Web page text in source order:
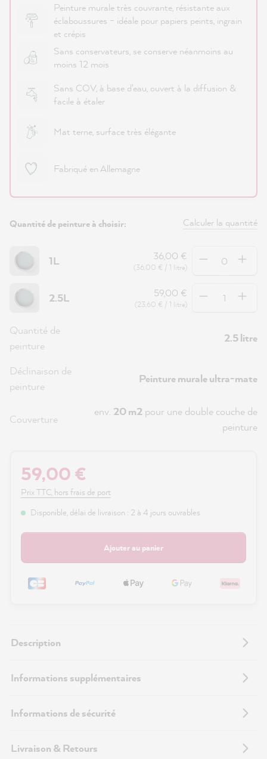
Peinture murale très couvrante, résistante aux
éclaboussures – idéale pour papiers peints, ingrain
et crépis
Sans conservateurs, se conserve néanmoins au
moins 12 mois
Sans COV, à base d'eau, ouvert à la diffusion &
facile à étaler
Mat terne, surface très élégante
Fabriqué en Allemagne
Quantité de peinture à choisir: Calculer la quantité
1L 36,00 €
(36,00 € / 1 litre)
2.5L 59,00 €
(23,60 € / 1 litre)
Quantité de
peinture
2.5 litre
Déclinaison de
peinture
Peinture murale ultra-mate
Couverture
env. 20 m2 pour une double couche de
peinture
59,00 €
Prix TTC, hors frais de port
Disponible, délai de livraison : 2 à 4 jours ouvrables
Ajouter au panier
Description
Informations supplémentaires
Informations de sécurité
Livraison & Retours